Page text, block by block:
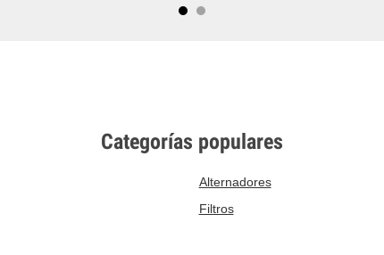
Categorías populares
Alternadores
Filtros